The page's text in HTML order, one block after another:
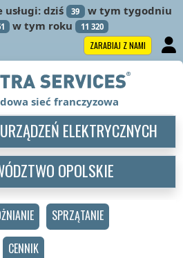
usługi: dziś 39 w tym tygodniu
w tym roku 11 320
ZARABIAJ Z NAMI
SPRZĄTANIE
CENNIK
sieć franczyzowa
ELEKTRYCZNYCH
OPOLSKIE